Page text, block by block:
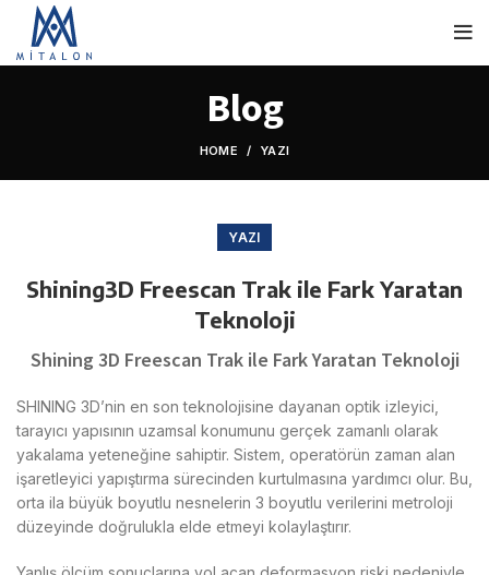
Blog
HOME YAZI
YAZI
Shining3D Freescan Trak ile Fark Yaratan
Teknoloji
Shining 3D Freescan Trak ile Fark Yaratan Teknoloji
SHINING 3D’nin en son teknolojisine dayanan optik izleyici,
tarayıcı yapısının uzamsal konumunu gerçek zamanlı olarak
yakalama yeteneğine sahiptir. Sistem, operatörün zaman alan
işaretleyici yapıştırma sürecinden kurtulmasına yardımcı olur. Bu,
orta ila büyük boyutlu nesnelerin 3 boyutlu verilerini metroloji
düzeyinde doğrulukla elde etmeyi kolaylaştırır.